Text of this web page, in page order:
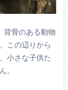
背骨のある動物
この辺りから
小さな子供た
。